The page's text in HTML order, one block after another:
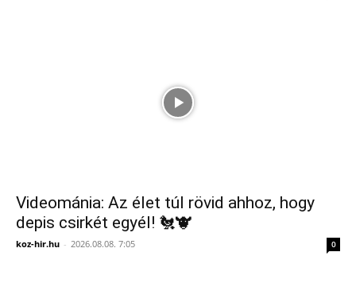
Videománia: Az élet túl rövid ahhoz, hogy
depis csirkét egyél! 🐔🐮
koz-hir.hu - 2026.08.08. 7:05 0